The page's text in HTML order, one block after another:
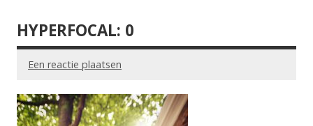
HYPERFOCAL: 0
Een reactie plaatsen